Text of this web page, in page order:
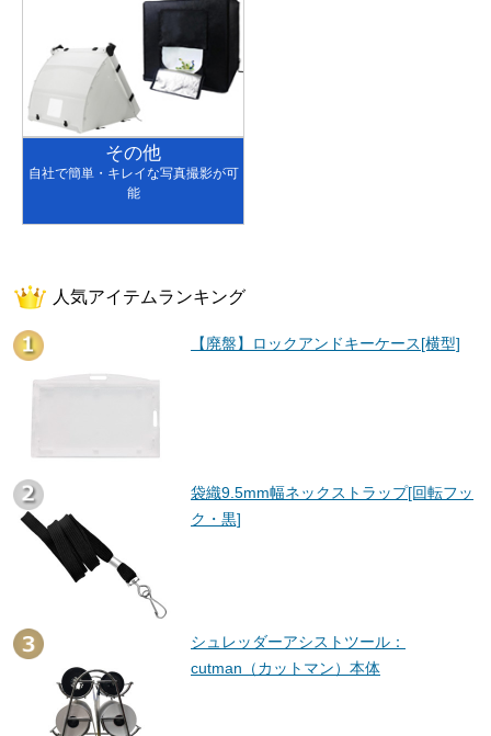
その他
自社で簡単・キレイな写真撮影が可
能
人気アイテムランキング
【廃盤】ロックアンドキーケース[横型]
袋織9.5mm幅ネックストラップ[回転フッ
ク・黒]
シュレッダーアシストツール：
cutman（カットマン）本体